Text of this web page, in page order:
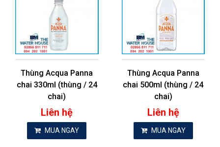
Thùng Acqua Panna
chai 330ml (thùng / 24
chai)
Liên hệ
MUA NGAY
Thùng Acqua Panna
chai 500ml (thùng / 24
chai)
Liên hệ
MUA NGAY